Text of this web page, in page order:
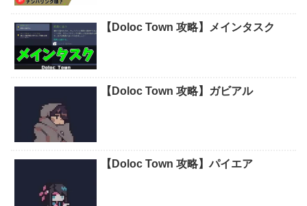
【Doloc Town 攻略】メインタスク
【Doloc Town 攻略】ガビアル
【Doloc Town 攻略】パイエア